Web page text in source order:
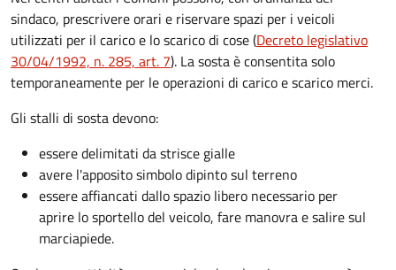
sindaco, prescrivere orari e riservare spazi per i veicoli
utilizzati per il carico e lo scarico di cose (Decreto legislativo
30/04/1992, n. 285, art. 7). La sosta è consentita solo
temporaneamente per le operazioni di carico e scarico merci.
Gli stalli di sosta devono:
essere delimitati da strisce gialle
avere l'apposito simbolo dipinto sul terreno
essere affiancati dallo spazio libero necessario per
aprire lo sportello del veicolo, fare manovra e salire sul
marciapiede.